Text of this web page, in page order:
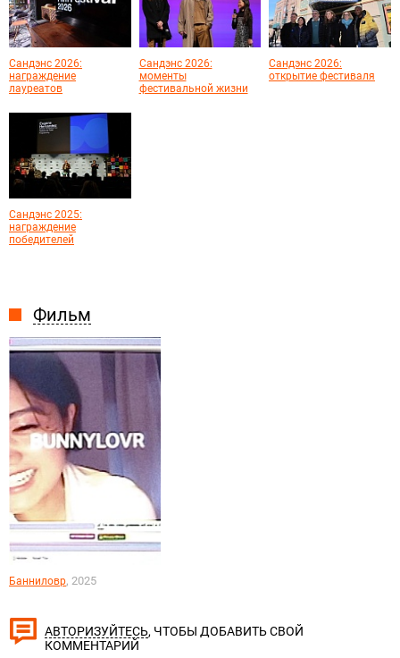
Фильм
Банниловр, 2025
Сандэнс 2026:
награждение
лауреатов
Сандэнс 2026:
моменты
фестивальной жизни
Сандэнс 2026:
открытие фестиваля
Сандэнс 2025:
награждение
победителей
АВТОРИЗУЙТЕСЬ, ЧТОБЫ ДОБАВИТЬ СВОЙ
КОММЕНТАРИЙ